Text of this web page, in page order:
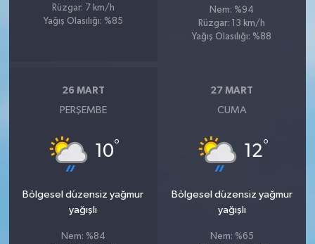
Rüzgar: 7 km/h
Yağış Olasılığı: %85
Nem: %94
Rüzgar: 13 km/h
Yağış Olasılığı: %88
26 MART
PERŞEMBE
10°
Bölgesel düzensiz yağmur
yağışlı
Nem: %84
27 MART
CUMA
12°
Bölgesel düzensiz yağmur
yağışlı
Nem: %65